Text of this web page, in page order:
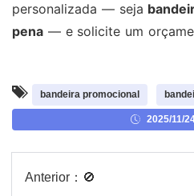
personalizada — seja
pena — e solicite um
bandeira promocional
2025/11/
Anterior： 🚫